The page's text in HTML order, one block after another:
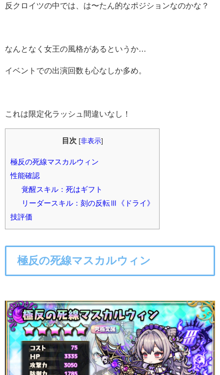
反クロイツの中では、は〜たん的なポジションなのかな？
なんとなく女王の風格があるというか…
イベントでの出演回数も心なしか多め。
これは限定化ラッシュ間違いなし！
目次 [非表示]
極反の死線マスカルウィン
性能確認
覚醒スキル：死はギフト
リーダースキル：刻の反転Ⅲ《ドライ》
技評価
極反の死線マスカルウィン